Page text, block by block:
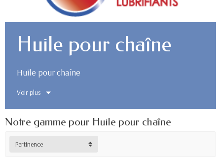
Huile pour chaîne
Huile pour chaîne
Voir plus
Notre gamme pour Huile pour chaîne
Pertinence